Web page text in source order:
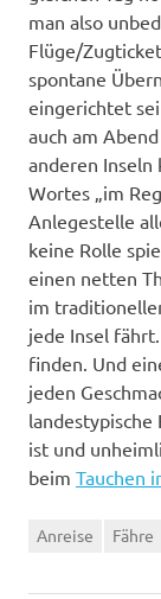
man also
Flüge/
spontane
eingerichtet
auch am
anderen Inseln
Wortes „im
Anlegestelle
keine Rolle
einen netten
im
jede Insel
finden. Und
jeden
ist und
beim Tauchen
Anreise Fähre